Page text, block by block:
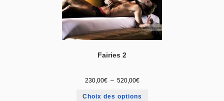
Fairies 2
230,00€ – 520,00€
Choix des options